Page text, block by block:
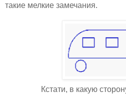
такие мелкие замечания.
Кстати, в какую